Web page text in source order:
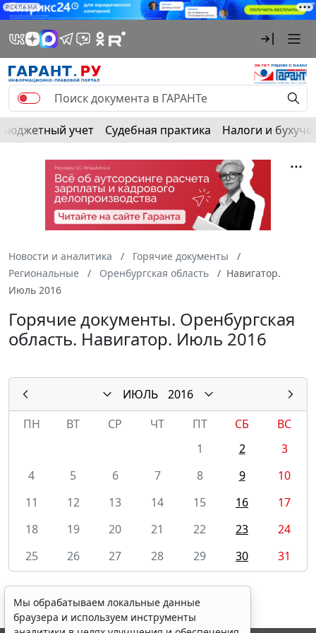
РЕКЛАМА
Бюджетный учет Судебная практика Налоги и
Новости и аналитика
Горячие документы
Региональные
Оренбургская область
Навигатор.
Июль 2016
Горячие документы. Оренбургская
область. Навигатор. Июль 2016
ИЮЛЬ
2016
ПН
ВТ СР ЧТ ПТ СБ
ВС
1
2
3
4
5 6 7 8 9
10
11
12 13 14 15 16
17
18
19 20 21 22 23
24
25
26 27 28 29 30 31
Мы обрабатываем локальные данные
браузера и используем инструменты